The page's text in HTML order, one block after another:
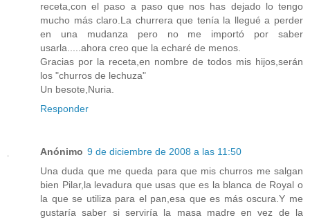
receta,con el paso a paso que nos has dejado lo tengo
mucho más claro.La churrera que tenía la llegué a perder
en una mudanza pero no me importó por saber
usarla.....ahora creo que la echaré de menos.
Gracias por la receta,en nombre de todos mis hijos,serán
los "churros de lechuza"
Un besote,Nuria.
Responder
Anónimo 9 de diciembre de 2008 a las 11:50
Una duda que me queda para que mis churros me salgan
bien Pilar,la levadura que usas que es la blanca de Royal o
la que se utiliza para el pan,esa que es más oscura.Y me
gustaría saber si serviría la masa madre en vez de la